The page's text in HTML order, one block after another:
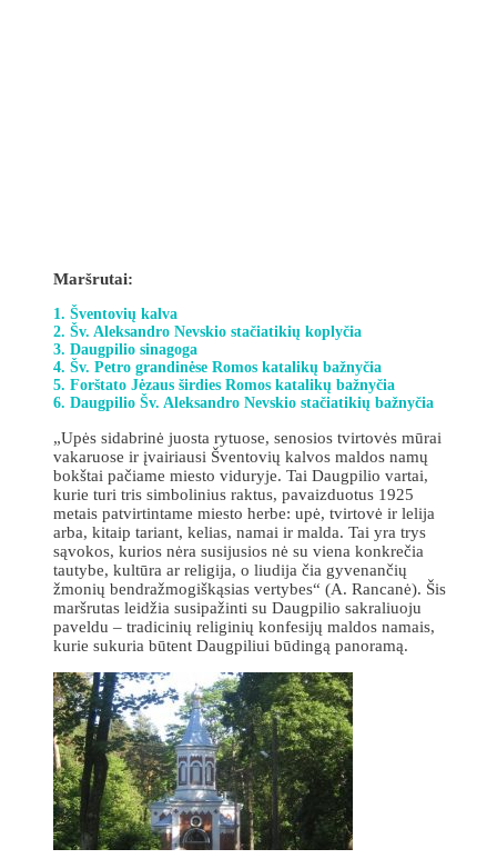
Maršrutai:
1. Šventovių kalva
2. Šv. Aleksandro Nevskio stačiatikių koplyčia
3. Daugpilio sinagoga
4. Šv. Petro grandinėse Romos katalikų bažnyčia
5. Forštato Jėzaus širdies Romos katalikų bažnyčia
6. Daugpilio Šv. Aleksandro Nevskio stačiatikių bažnyčia
„Upės sidabrinė juosta rytuose, senosios tvirtovės mūrai
vakaruose ir įvairiausi Šventovių kalvos maldos namų
bokštai pačiame miesto viduryje. Tai Daugpilio vartai,
kurie turi tris simbolinius raktus, pavaizduotus 1925
metais patvirtintame miesto herbe: upė, tvirtovė ir lelija
arba, kitaip tariant, kelias, namai ir malda. Tai yra trys
sąvokos, kurios nėra susijusios nė su viena konkrečia
tautybe, kultūra ar religija, o liudija čia gyvenančių
žmonių bendražmogiškąsias vertybes“ (A. Rancanė). Šis
maršrutas leidžia susipažinti su Daugpilio sakraliuoju
paveldu – tradicinių religinių konfesijų maldos namais,
kurie sukuria būtent Daugpiliui būdingą panoramą.